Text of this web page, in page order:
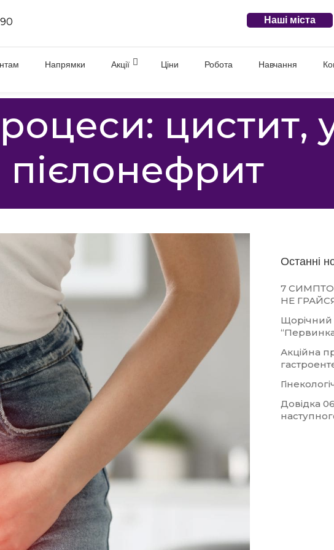
Наші міста
Напрямки Акції Ціни Робота Навчання
цистит,
пієлонефрит
Останні
7
НЕ
Акційна
Довідка